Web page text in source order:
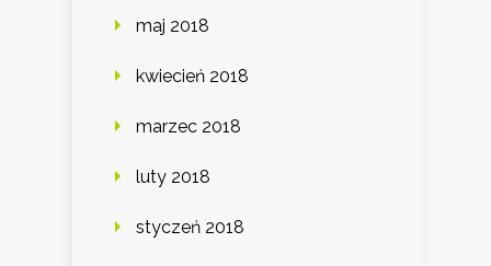
maj 2018
kwiecień 2018
marzec 2018
luty 2018
styczeń 2018